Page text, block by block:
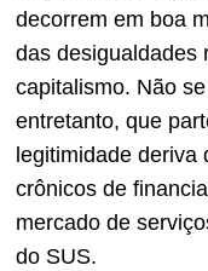
decorrem em boa
das desigualdades
capitalismo. Não
entretanto, que
legitimidade deriva
crônicos de
mercado de
do SUS.